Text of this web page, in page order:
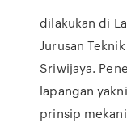
dilakukan di
Jurusan
Sriwijaya.
lapangan
prinsip